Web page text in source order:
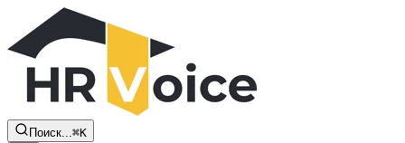
Поиск...⌘K